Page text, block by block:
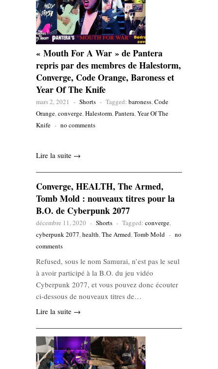
« Mouth For A War » de Pantera
repris par des membres de Halestorm,
Converge, Code Orange, Baroness et
Year Of The Knife
mars 2, 2021 - Shorts - Tagged: baroness,Code
Orange,converge,Halestorm,Pantera,Year Of The
Knife - no comments
Lire la suite →
Converge, HEALTH, The Armed,
Tomb Mold : nouveaux titres pour la
B.O. de Cyberpunk 2077
décembre 11, 2020 - Shorts - Tagged: converge,
cyberpunk 2077,health,The Armed,Tomb Mold - no
comments
Refused, sous le nom Samurai, n’est pas le seul
à avoir participé à la B.O. du jeu vidéo
Cyberpunk 2077, et vous pouvez donc écouter
ci-dessous de nouveaux titres de…
Lire la suite →